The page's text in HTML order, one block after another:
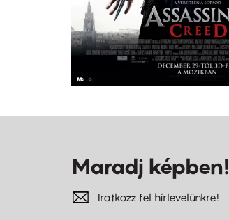
Maradj képben!
Iratkozz fel hírlevelünkre!